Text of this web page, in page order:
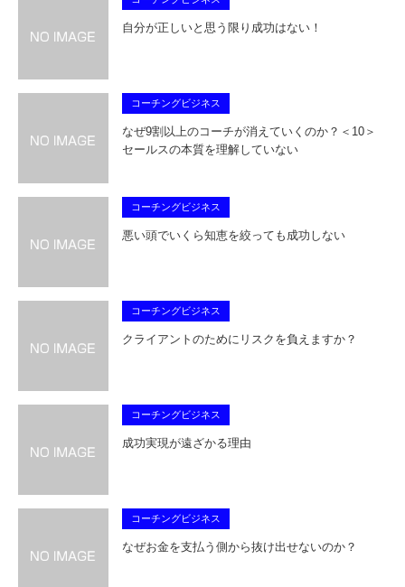
自分が正しいと思う限り成功はない！
コーチングビジネス
なぜ9割以上のコーチが消えていくのか？＜10＞
セールスの本質を理解していない
コーチングビジネス
悪い頭でいくら知恵を絞っても成功しない
コーチングビジネス
クライアントのためにリスクを負えますか？
コーチングビジネス
成功実現が遠ざかる理由
コーチングビジネス
なぜお金を支払う側から抜け出せないのか？